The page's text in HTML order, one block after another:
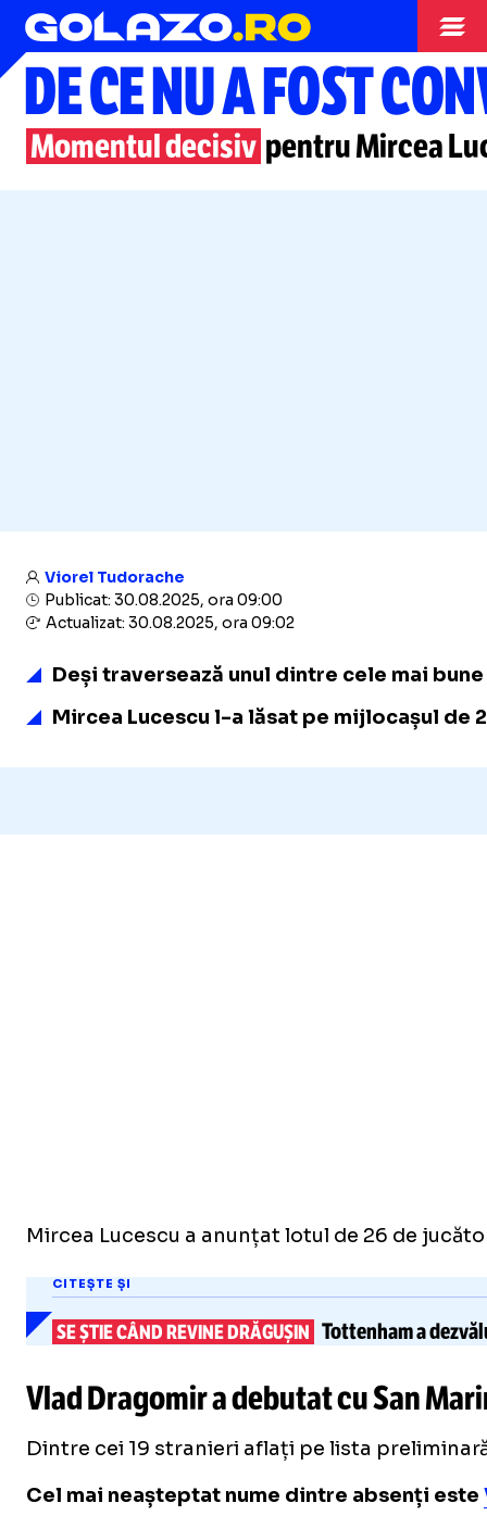
Nationala
DE CE NU A FOST
Momentul decisiv pentru Mircea
Viorel Tudorache
Publicat: 30.08.2025, ora 09:00
Actualizat: 30.08.2025, ora 09:02
Deși traversează unul dintre cele mai
Mircea Lucescu l-a lăsat pe mijlocașul de
Mircea Lucescu a anunțat lotul de 26 de
CITEȘTE ȘI
SE ȘTIE CÂND REVINE DRĂGUȘIN Tottenham a
Vlad Dragomir a debutat cu San
Dintre cei 19 stranieri aflați pe lista
Cel mai neașteptat nume dintre absenți este